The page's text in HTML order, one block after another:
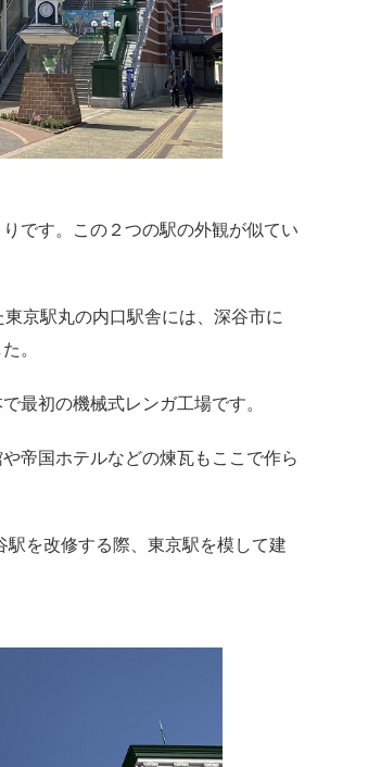
です。この２つの駅の外観が似てい
京駅丸の内口駅舎には、深谷市に
。
最初の機械式レンガ工場です。
帝国ホテルなどの煉瓦もここで作ら
を改修する際、東京駅を模して建